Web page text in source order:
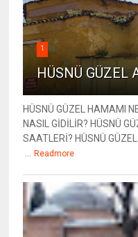
1
HÜSNÜ GÜZEL
HÜSNÜ GÜZEL HAMAMI
NASIL GİDİLİR? HÜSNÜ
SAATLERİ? HÜSNÜ
Readmore